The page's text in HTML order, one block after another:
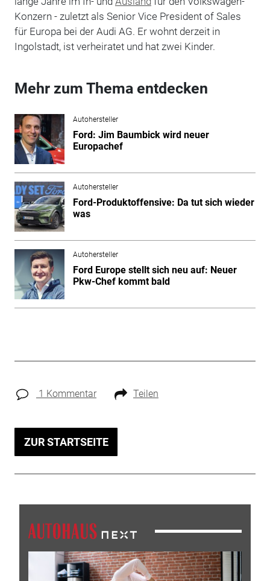
Konzern - zuletzt als Senior Vice President of Sales
für Europa bei der Audi AG. Er wohnt derzeit in
Ingolstadt, ist verheiratet und hat zwei Kinder.
Mehr zum Thema entdecken
Autohersteller
Ford: Jim Baumbick wird neuer
Europachef
Autohersteller
Ford-Produktoffensive: Da tut sich wieder
was
Autohersteller
Ford Europe stellt sich neu auf: Neuer
Pkw-Chef kommt bald
1 Kommentar Teilen
ZUR STARTSEITE